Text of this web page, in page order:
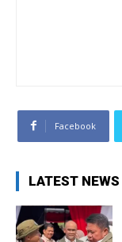
Facebook
LATEST NEWS